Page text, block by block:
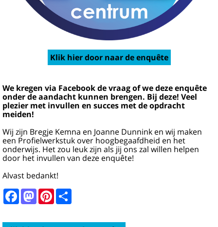
Klik hier door naar de enquête
We kregen via Facebook de vraag of we deze enquête
onder de aandacht kunnen brengen. Bij deze! Veel
plezier met invullen en succes met de opdracht
meiden!
Wij zijn Bregje Kemna en Joanne Dunnink en wij maken
een Profielwerkstuk over hoogbegaafdheid en het
onderwijs. Het zou leuk zijn als jij ons zal willen helpen
door het invullen van deze enquête!
Alvast bedankt!
FacebookMastodon
Pinterest